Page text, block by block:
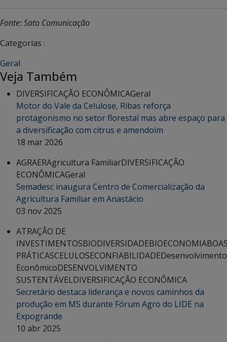
Fonte: Sato Comunicação
Categorias :
Geral
Veja Também
DIVERSIFICAÇÃO ECONÔMICAGeral
Motor do Vale da Celulose, Ribas reforça
protagonismo no setor florestal mas abre espaço para
a diversificação com citrus e amendoim
18 mar 2026
AGRAERAgricultura FamiliarDIVERSIFICAÇÃO
ECONÔMICAGeral
Semadesc inaugura Centro de Comercialização da
Agricultura Familiar em Anastácio
03 nov 2025
ATRAÇÃO DE
INVESTIMENTOSBIODIVERSIDADEBIOECONOMIA
PRÁTICASCELULOSECONFIABILIDADEDesenvolvimento
EconômicoDESENVOLVIMENTO
SUSTENTÁVELDIVERSIFICAÇÃO ECONÔMICA
Secretário destaca liderança e novos caminhos da
produção em MS durante Fórum Agro do LIDE na
Expogrande
10 abr 2025